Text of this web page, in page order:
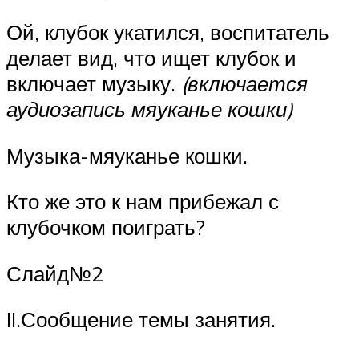
Ой, клубок укатился, воспитатель
делает вид, что ищет клубок и
включает музыку. (включается
аудиозапись мяуканье кошки)
Музыка-мяуканье кошки.
Кто же это к нам прибежал с
клубочком поиграть?
Слайд№2
II.Сообщение темы занятия.